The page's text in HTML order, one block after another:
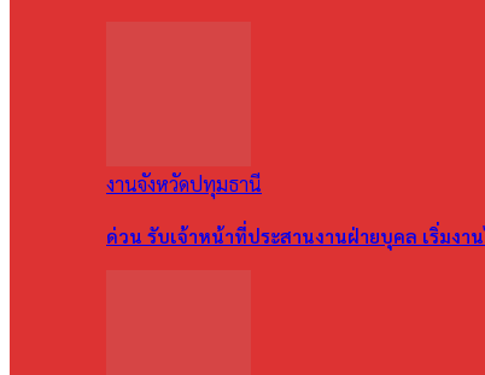
งานจังหวัดปทุมธานี
ด่วน รับเจ้าหน้าที่ประสานงานฝ่ายบุคล เริ่มงา